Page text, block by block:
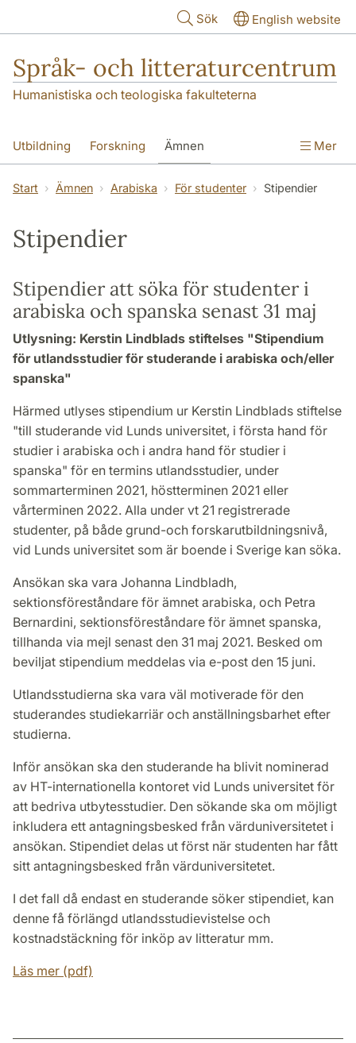
Sök English website
Språk- och litteraturcentrum
Humanistiska och teologiska fakulteterna
Utbildning Forskning Ämnen
SOL-husen Kontakt Institutionen
Mer
Start Ämnen Arabiska För studenter Stipendier
Stipendier
Stipendier att söka för studenter i
arabiska och spanska senast 31 maj
Utlysning: Kerstin Lindblads stiftelses "Stipendium
för utlandsstudier för studerande i arabiska och/eller
spanska"
Härmed utlyses stipendium ur Kerstin Lindblads stiftelse
"till studerande vid Lunds universitet, i första hand för
studier i arabiska och i andra hand för studier i
spanska" för en termins utlandsstudier, under
sommarterminen 2021, höstterminen 2021 eller
vårterminen 2022. Alla under vt 21 registrerade
studenter, på både grund-och forskarutbildningsnivå,
vid Lunds universitet som är boende i Sverige kan söka.
Ansökan ska vara Johanna Lindbladh,
sektionsföreståndare för ämnet arabiska, och Petra
Bernardini, sektionsföreståndare för ämnet spanska,
tillhanda via mejl senast den 31 maj 2021. Besked om
beviljat stipendium meddelas via e-post den 15 juni.
Utlandsstudierna ska vara väl motiverade för den
studerandes studiekarriär och anställningsbarhet efter
studierna.
Inför ansökan ska den studerande ha blivit nominerad
av HT-internationella kontoret vid Lunds universitet för
att bedriva utbytesstudier. Den sökande ska om möjligt
inkludera ett antagningsbesked från värduniversitetet i
ansökan. Stipendiet delas ut först när studenten har fått
sitt antagningsbesked från värduniversitetet.
I det fall då endast en studerande söker stipendiet, kan
denne få förlängd utlandsstudievistelse och
kostnadstäckning för inköp av litteratur mm.
Läs mer (pdf)